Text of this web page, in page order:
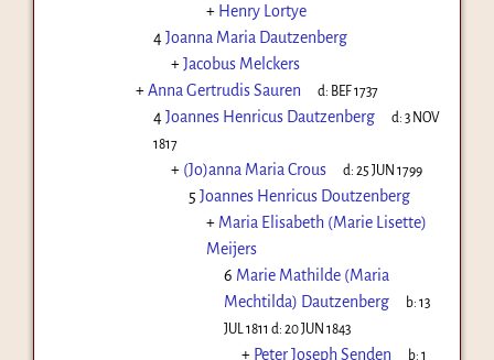
+ Henry Lortye
4Joanna Maria Dautzenberg
+Jacobus Melckers
+Anna Gertrudis Sauren d: BEF 1737
4Joannes Henricus Dautzenberg d:3 NOV
1817
+ (Jo)anna Maria Crous d:25 JUN 1799
5 Joannes Henricus Doutzenberg
+ Maria Elisabeth (Marie Lisette)
Meijers
6 Marie Mathilde (Maria
Mechtilda) Dautzenberg
b:13
JUL 1811 d: 20 JUN 1843
+ Peter Joseph Senden b:1